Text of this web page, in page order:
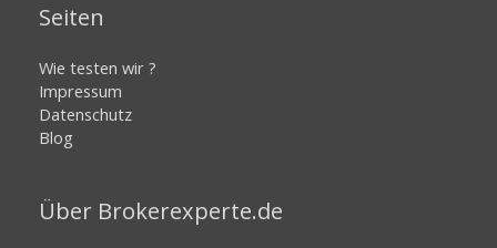
Seiten
Wie testen wir ?
Impressum
Datenschutz
Blog
Über Brokerexperte.de